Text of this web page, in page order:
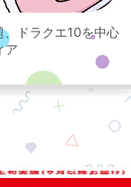
ドラクエ10を中心
ア

サイド

次へ
検索